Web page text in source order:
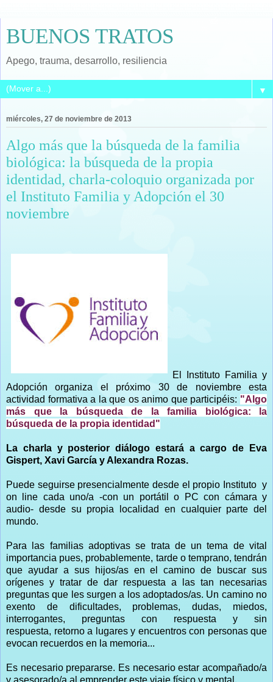
BUENOS TRATOS
Apego, trauma, desarrollo, resiliencia
▼
miércoles, 27 de noviembre de 2013
Algo más que la búsqueda de la familia
biológica: la búsqueda de la propia
identidad, charla-coloquio organizada por
el Instituto Familia y Adopción el 30
noviembre
El Instituto Familia y
Adopción organiza el próximo 30 de noviembre esta
actividad formativa a la que os animo que participéis: "Algo
más que la búsqueda de la familia biológica: la
búsqueda de la propia identidad"
La charla y posterior diálogo estará a cargo de Eva
Gispert, Xavi García y Alexandra Rozas.
Puede seguirse presencialmente desde el propio Instituto y
on line cada uno/a -con un portátil o PC con cámara y
audio- desde su propia localidad en cualquier parte del
mundo.
Para las familias adoptivas se trata de un tema de vital
importancia pues, probablemente, tarde o temprano, tendrán
que ayudar a sus hijos/as en el camino de buscar sus
orígenes y tratar de dar respuesta a las tan necesarias
preguntas que les surgen a los adoptados/as. Un camino no
exento de dificultades, problemas, dudas, miedos,
interrogantes, preguntas con respuesta y sin
respuesta, retorno a lugares y encuentros con personas que
evocan recuerdos en la memoria...
Es necesario prepararse. Es necesario estar acompañado/a
y asesorado/a al emprender este viaje físico y mental.